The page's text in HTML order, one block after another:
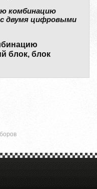
комбинацию
с двумя цифровыми
блок, блок